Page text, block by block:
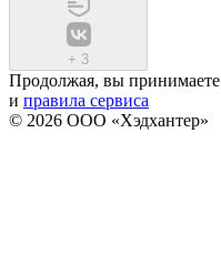
+ 3
Продолжая, вы принимаете
и правила сервиса
© 2026 ООО «Хэдхантер»